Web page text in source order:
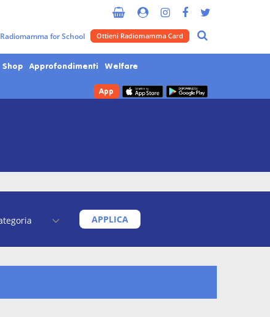
Radiomamma for School Ottieni Radiomamma Card
Shop Approfondimenti Welfare
App
APPLICA